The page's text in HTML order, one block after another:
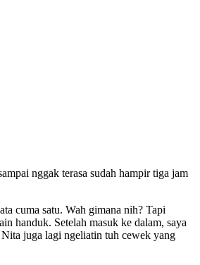
nggak terasa sudah hampir tiga jam
cuma satu. Wah gimana nih? Tapi
handuk. Setelah masuk ke dalam, saya
juga lagi ngeliatin tuh cewek yang